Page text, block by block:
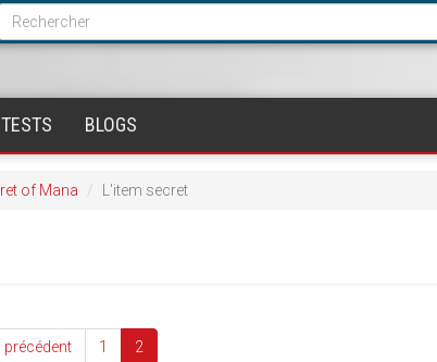
Formulaire
Rechercher
TESTS BLOGS
of Mana L'item secret
précédent 1 2